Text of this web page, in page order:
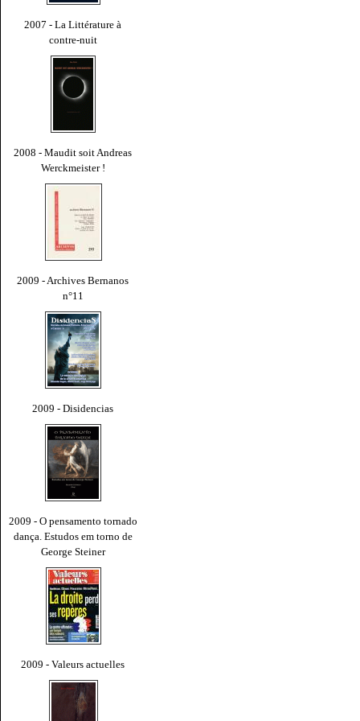
2007 - La Littérature à
contre-nuit
2008 - Maudit soit Andreas
Werckmeister !
2009 - Archives Bernanos
n°11
2009 - Disidencias
2009 - O pensamento tornado
dança. Estudos em torno de
George Steiner
2009 - Valeurs actuelles